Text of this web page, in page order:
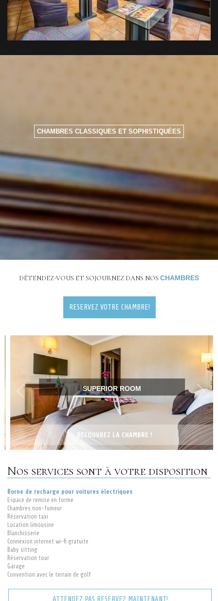
CHAMBRES CLASSIQUES ET SOPHISTIQUÉES
DÉTENDEZ-VOUS ET SOJOURNEZ DANS NOS CHAMBRES
RESERVEZ VOTRE CHAMBRE!
DÉCOUVREZ LA CHAMBRE !
SUPERIOR ROOM
Nos services sont à votre disposition
Borne de recharge pour voitures électriques
Espace de remise en forme
Chambres non-fumeur
Réservation taxi
Location limousine
Blanchisserie
Connexion internet wi-fi gratuite
Baby sitting
Réservation tour
Garage
Convention avec le terrain de golf